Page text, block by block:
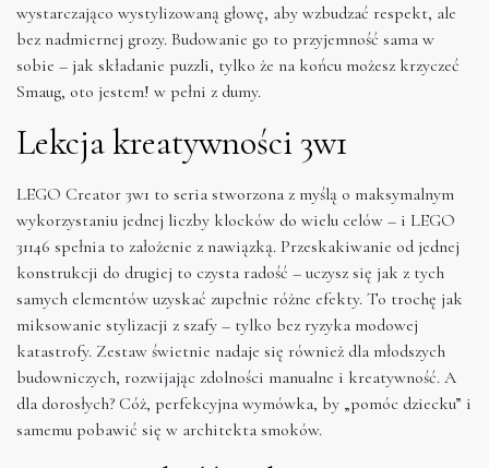
wystarczająco wystylizowaną głowę, aby wzbudzać respekt, ale
bez nadmiernej grozy. Budowanie go to przyjemność sama w
sobie – jak składanie puzzli, tylko że na końcu możesz krzyczeć
Smaug, oto jestem! w pełni z dumy.
Lekcja kreatywności 3w1
LEGO Creator 3w1 to seria stworzona z myślą o maksymalnym
wykorzystaniu jednej liczby klocków do wielu celów – i LEGO
31146 spełnia to założenie z nawiązką. Przeskakiwanie od jednej
konstrukcji do drugiej to czysta radość – uczysz się jak z tych
samych elementów uzyskać zupełnie różne efekty. To trochę jak
miksowanie stylizacji z szafy – tylko bez ryzyka modowej
katastrofy. Zestaw świetnie nadaje się również dla młodszych
budowniczych, rozwijając zdolności manualne i kreatywność. A
dla dorosłych? Cóż, perfekcyjna wymówka, by „pomóc dziecku” i
samemu pobawić się w architekta smoków.